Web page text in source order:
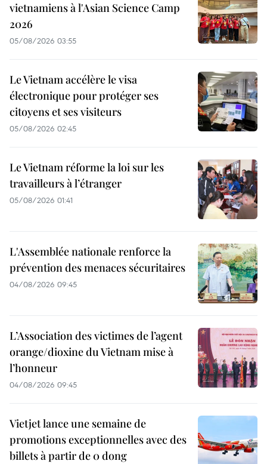
vietnamiens à l'Asian Science Camp
2026
05/08/2026 03:55
Le Vietnam accélère le visa
électronique pour protéger ses
citoyens et ses visiteurs
05/08/2026 02:45
Le Vietnam réforme la loi sur les
travailleurs à l’étranger
05/08/2026 01:41
L'Assemblée nationale renforce la
prévention des menaces sécuritaires
04/08/2026 09:45
L’Association des victimes de l’agent
orange/dioxine du Vietnam mise à
l’honneur
04/08/2026 09:45
Vietjet lance une semaine de
promotions exceptionnelles avec des
billets à partir de 0 dong